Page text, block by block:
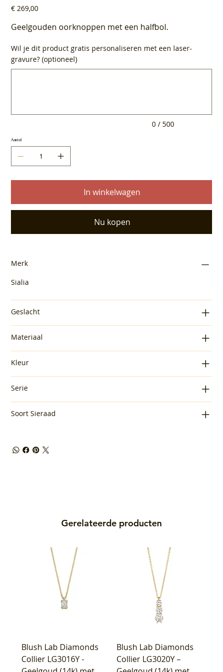
Prijs
€ 269,00
Geelgouden oorknoppen met een halfbol.
Wil je dit product gratis personaliseren met een laser-
gravure? (optioneel)
0 / 500
Aantal
In winkelwagen
Nu kopen
Merk
Sialia
Geslacht
Materiaal
Kleur
Serie
Soort Sieraad
Gerelateerde producten
Blush Lab Diamonds
Collier LG3016Y -
Blush Lab Diamonds
Collier LG3020Y –